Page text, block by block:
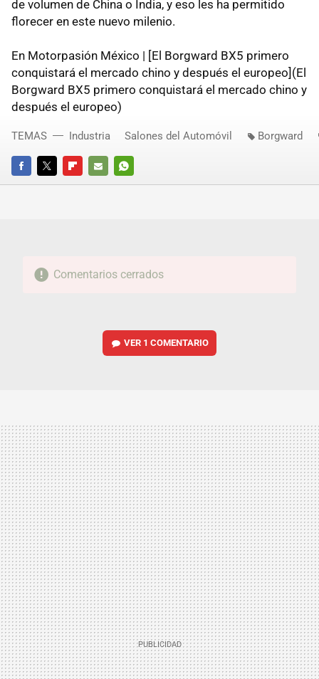
de volumen de China o India, y eso les ha permitido
florecer en este nuevo milenio.
En Motorpasión México | [El Borgward BX5 primero
conquistará el mercado chino y después el europeo](El
Borgward BX5 primero conquistará el mercado chino y
después el europeo)
FACEBOOKTWITTERFLIPBOARD
E-
WHATSAPP
TEMAS Industria Salones del Automóvil Borgward
Comentarios cerrados
VER 1 COMENTARIO